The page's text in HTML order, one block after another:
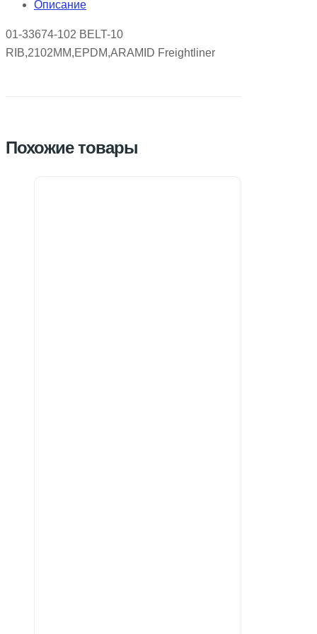
Описание
01-33674-102 BELT-10
RIB,2102MM,EPDM,ARAMID Freightliner
Похожие товары